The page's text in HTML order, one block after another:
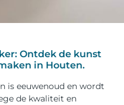
Ontdek de kunst
in Houten.
is eeuwenoud en wordt
de kwaliteit en